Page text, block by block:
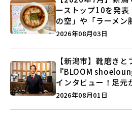
ーストップ10を発
の空」や「ラーメン
注目記事をランキン
2026年08月03日
【新潟市】靴磨き
『BLOOM
インタビュー！足元
つくる装いの提案と
2026年08月01日